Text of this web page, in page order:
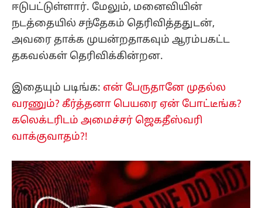
ஈடுபட்டுள்ளார். மேலும், மனைவியின்
நடத்தையில் சந்தேகம் தெரிவித்ததுடன்,
அவரை தாக்க முயன்றதாகவும் ஆரம்பகட்ட
தகவல்கள் தெரிவிக்கின்றன.
இதையும் படிங்க: என் பேருதானே முதல்ல
வரணும்? கீர்த்தனா பெயரை ஏன் போட்டீங்க?
கலெக்டரிடம் அமைச்சர் ஜெகதீஸ்வரி
வாக்குவாதம்?!